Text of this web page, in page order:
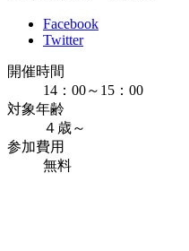
Facebook
Twitter
開催時間
14：00～15：00
対象年齢
４歳～
参加費用
無料